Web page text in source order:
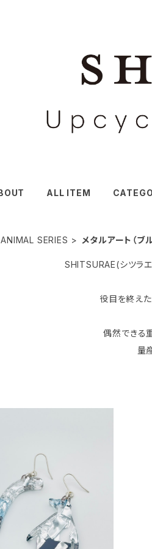
ALL ITEM
SERIES メタルアート（ブ
SHITSURAE(シツラエ
役目を終え
偶然できる
量